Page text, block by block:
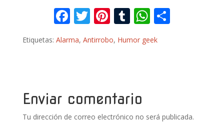
F
ac
e
o
k
T
w
itt
Pi
nt
er
T
m
W
h
at
p r
Etiquetas: Alarma, Antirrobo, Humor geek
Enviar comentario
Tu dirección de correo electrónico no será publicada.